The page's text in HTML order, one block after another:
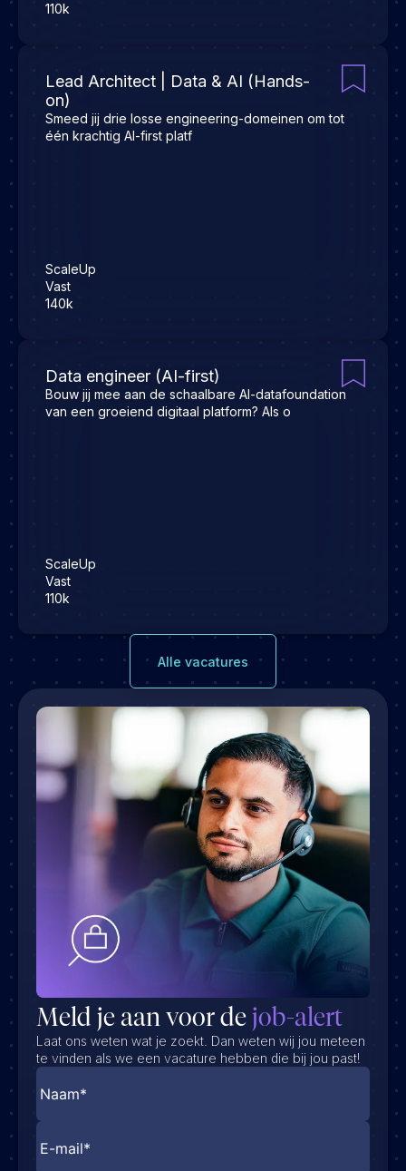
110k
Lead Architect | Data & AI (Hands-
on)
Smeed jij drie losse engineering-domeinen om tot
één krachtig AI-first platf
ScaleUp
Vast
140k
Data engineer (AI-first)
Bouw jij mee aan de schaalbare AI-datafoundation
van een groeiend digitaal platform? Als o
ScaleUp
Vast
110k
Alle vacatures
Meld je aan voor dejob-alert
Laat ons weten wat je zoekt. Dan weten wij jou meteen
te vinden als we een vacature hebben die bij jou past!